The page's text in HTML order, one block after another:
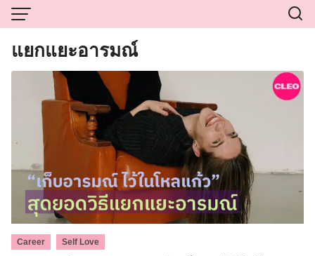
Skip
to
content
แยกแยะอารมณ์
Career Self Love